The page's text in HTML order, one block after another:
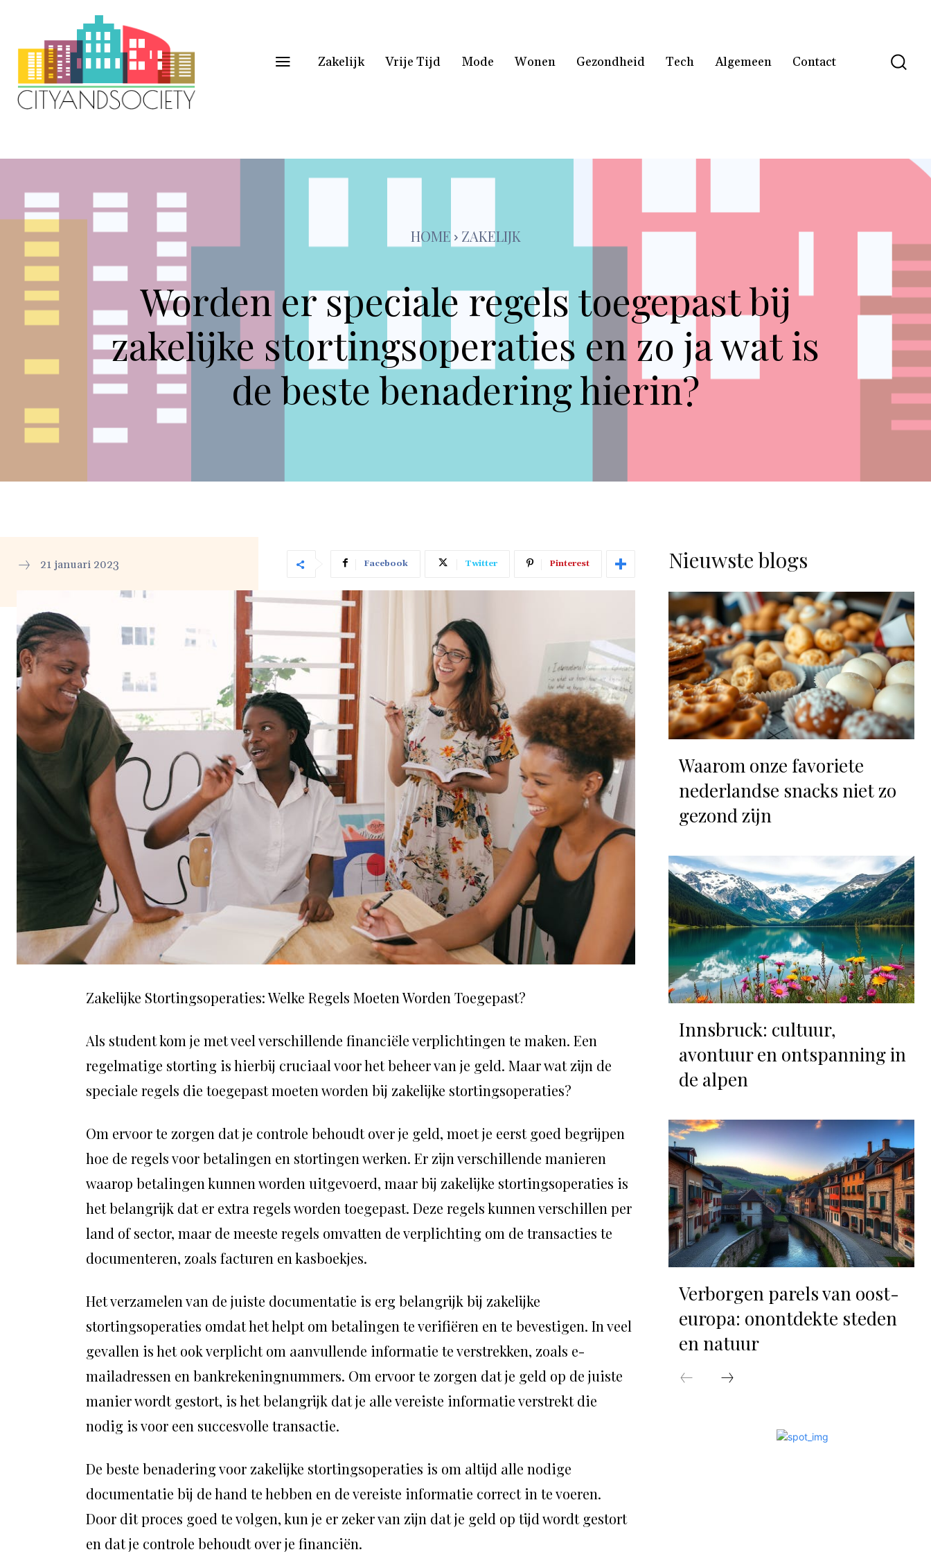
Zakelijk Vrije Tijd Mode Wonen Gezondheid Tech Algemeen Contact
HOME ZAKELIJK
Worden er speciale regels toegepast bij
zakelijke stortingsoperaties en zo ja wat is
de beste benadering hierin?
21 januari 2023 Facebook Twitter Pinterest
Zakelijke Stortingsoperaties: Welke Regels Moeten Worden Toegepast?
Als student kom je met veel verschillende financiële verplichtingen te maken. Een
regelmatige storting is hierbij cruciaal voor het beheer van je geld. Maar wat zijn de
speciale regels die toegepast moeten worden bij zakelijke stortingsoperaties?
Om ervoor te zorgen dat je controle behoudt over je geld, moet je eerst goed begrijpen
hoe de regels voor betalingen en stortingen werken. Er zijn verschillende manieren
waarop betalingen kunnen worden uitgevoerd, maar bij zakelijke stortingsoperaties is
het belangrijk dat er extra regels worden toegepast. Deze regels kunnen verschillen per
land of sector, maar de meeste regels omvatten de verplichting om de transacties te
documenteren, zoals facturen en kasboekjes.
Het verzamelen van de juiste documentatie is erg belangrijk bij zakelijke
stortingsoperaties omdat het helpt om betalingen te verifiëren en te bevestigen. In veel
gevallen is het ook verplicht om aanvullende informatie te verstrekken, zoals e-
mailadressen en bankrekeningnummers. Om ervoor te zorgen dat je geld op de juiste
manier wordt gestort, is het belangrijk dat je alle vereiste informatie verstrekt die
nodig is voor een succesvolle transactie.
De beste benadering voor zakelijke stortingsoperaties is om altijd alle nodige
documentatie bij de hand te hebben en de vereiste informatie correct in te voeren.
Door dit proces goed te volgen, kun je er zeker van zijn dat je geld op tijd wordt gestort
en dat je controle behoudt over je financiën.
Nieuwste blogs
Waarom onze favoriete
nederlandse snacks niet zo
gezond zijn
Innsbruck: cultuur,
avontuur en ontspanning in
de alpen
Verborgen parels van oost-
europa: onontdekte steden
en natuur